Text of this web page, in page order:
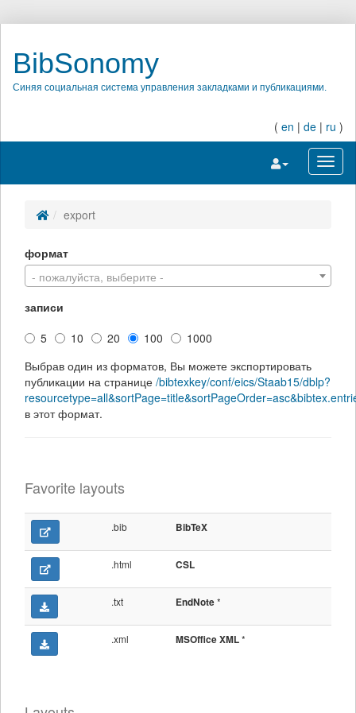
BibSonomy
Синяя социальная система управления закладками и публикациями.
( en | de | ru )
Переключить
export
формат
- пожалуйста, выберите -
записи
5
10 20 100
1000
Выбрав один из форматов, Вы можете экспортировать
публикации на странице /bibtexkey/conf/eics/Staab15/dblp?
в этот формат.
Favorite layouts
.bib BibTeX
.html CSL
.txt EndNote*
.xml MSOffice XML*